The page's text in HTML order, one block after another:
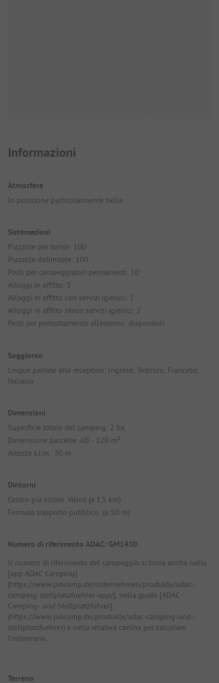
Informazioni
Atmosfera
In posizione particolarmente bella
Sistemazioni
Piazzole per turisti: 100
Piazzole delimitate: 100
Posti per campeggiatori permanenti: 10
Alloggi in affitto: 3
Alloggi in affitto con servizi igienici: 1
Alloggi in affitto senza servizi igienici: 2
Posti per pernottamento all'esterno: disponibili
Soggiorno
Lingue parlate alla reception: Inglese, Tedesco, Francese,
Italiano
Dimensioni
Superficie totale del camping: 2 ha
Dimensione parcelle: 60 - 120 m²
Altezza s.l.m.: 30 m
Dintorni
Centro più vicino: Vólos (a 1.5 km)
Fermata trasporto pubblico: (a 50 m)
Numero di riferimento ADAC: GM1430
Il numero di riferimento del campeggio si trova anche nella
[app ADAC Camping]
(https://www.pincamp.de/unternehmen/produkte/adac-
camping-stellplatzfuehrer-app/), nella guida [ADAC
Camping- und Stellplatzführer]
(https://www.pincamp.de/produkte/adac-camping-und-
stellplatzfuehrer) e nella relativa cartina per calcolare
l'intinerario.
Terreno